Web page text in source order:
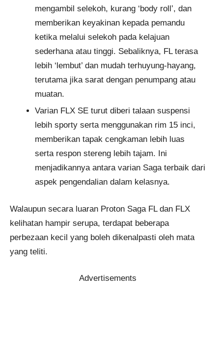
mengambil selekoh, kurang ‘body roll’, dan
memberikan keyakinan kepada pemandu
ketika melalui selekoh pada kelajuan
sederhana atau tinggi. Sebaliknya, FL terasa
lebih ‘lembut’ dan mudah terhuyung-hayang,
terutama jika sarat dengan penumpang atau
muatan.
Varian FLX SE turut diberi talaan suspensi
lebih sporty serta menggunakan rim 15 inci,
memberikan tapak cengkaman lebih luas
serta respon stereng lebih tajam. Ini
menjadikannya antara varian Saga terbaik dari
aspek pengendalian dalam kelasnya.
Walaupun secara luaran Proton Saga FL dan FLX
kelihatan hampir serupa, terdapat beberapa
perbezaan kecil yang boleh dikenalpasti oleh mata
yang teliti.
Advertisements